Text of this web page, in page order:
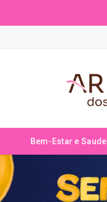
Bem-Estar e Saude